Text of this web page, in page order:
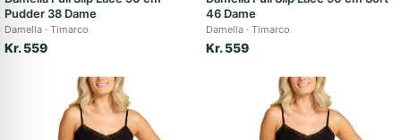
Pudder 38 Dame
Damella Timarco
Kr. 559
46 Dame
Damella Timarco
Kr. 559